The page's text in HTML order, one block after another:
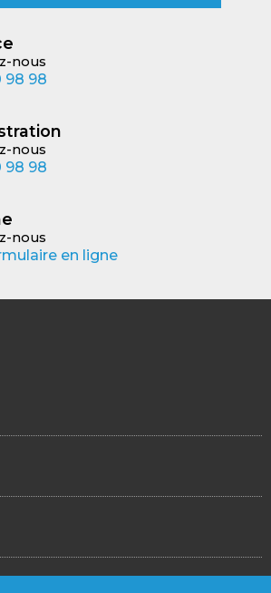
nous
98 98
nous
98 98
nous
en ligne